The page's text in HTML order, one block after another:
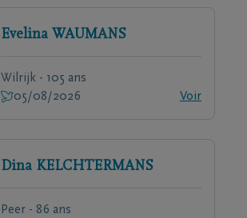
Evelina WAUMANS
Wilrijk - 105 ans
05/08/2026
Voir
Dina KELCHTERMANS
Peer - 86 ans